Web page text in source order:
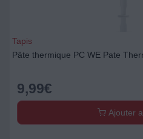
Tapis
Pâte thermique PC WE Pate
9,99€
Ajouter